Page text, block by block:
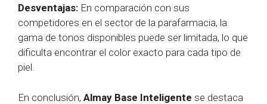
Desventajas: En comparación con sus
competidores en el sector de la parafarmacia, la
gama de tonos disponibles puede ser limitada, lo que
dificulta encontrar el color exacto para cada tipo de
piel.
En conclusión, Almay Base Inteligente se destaca